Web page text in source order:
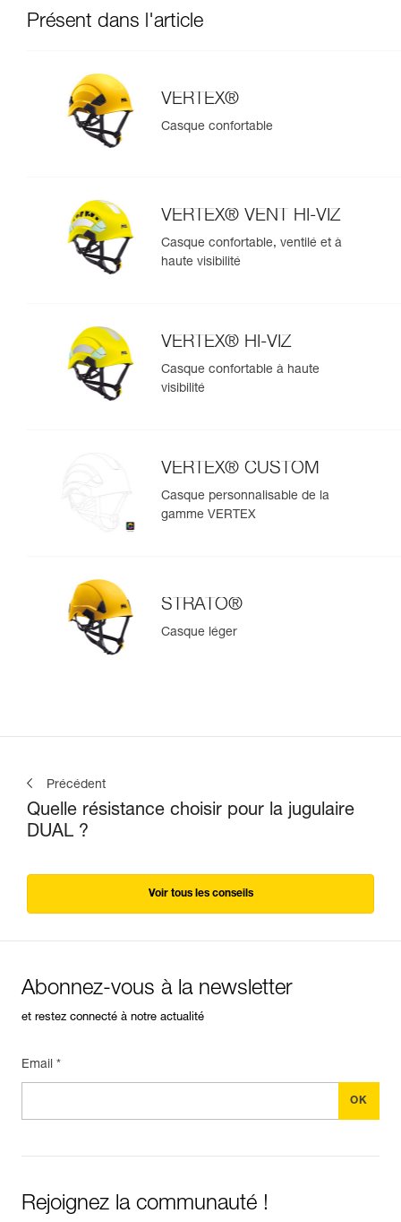
Présent dans l'article
VERTEX®
Casque confortable
VERTEX® VENT HI-VIZ
Casque confortable, ventilé et à
haute visibilité
VERTEX® HI-VIZ
Casque confortable à haute
visibilité
VERTEX® CUSTOM
Casque personnalisable de la
gamme VERTEX
STRATO®
Casque léger
Précédent
Quelle résistance choisir pour la jugulaire
DUAL ?
Voir tous les conseils
Abonnez-vous à la newsletter
et restez connecté à notre actualité
Email *
Rejoignez la communauté !